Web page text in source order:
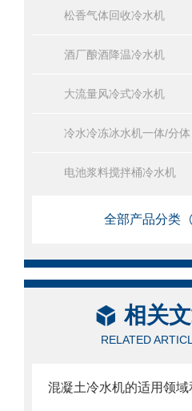
松香气体回收冷水机
酒厂酿酒降温冷水机
大流量风冷式冷水机
冷水冷冻冰水机一体/分体
电池浆料搅拌桶冷水机
全部产品分类
相关
RELATED
混凝土冷水机的适用领